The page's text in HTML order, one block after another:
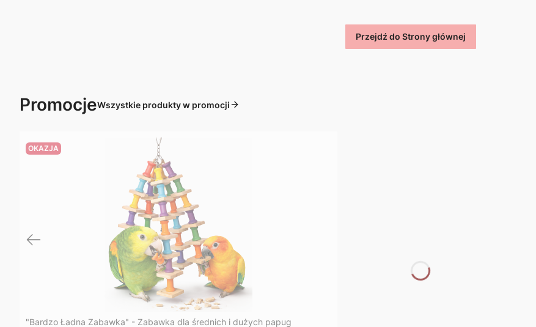
Przejdź do Strony głównej
PromocjeWszystkie produkty w promocji
OKAZJA
"Bardzo Ładna Zabawka" - Zabawka dla średnich i dużych papug